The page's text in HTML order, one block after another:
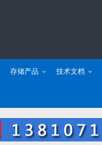
存储产品 技术文档